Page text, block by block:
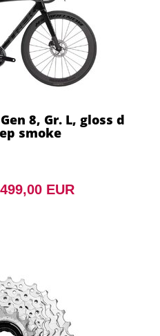
8, Gr. L, gloss d
smoke
EUR